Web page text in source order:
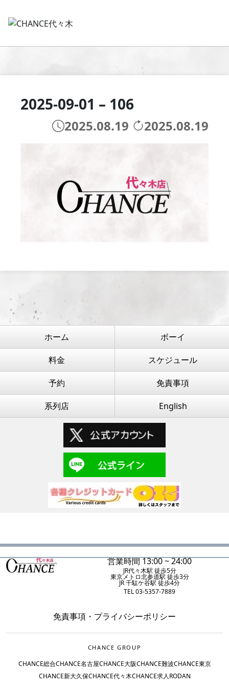
2025-09-01 – 106
2025.08.19 2025.08.19
ホーム ボーイ
料金 スケジュール
予約 免責事項
系列店 English
営業時間 13:00 ~ 24:00
JR代々木駅 徒歩5分
東京メトロ北参道駅 徒歩3分
JR 千駄ケ谷駅 徒歩4分
TEL 03-5357-7889
免責事項 ・ プライバシーポリシー
CHANCE GROUP
CHANCE総合CHANCE名古屋CHANCE大阪CHANCE難波CHANCE東京
CHANCE新大久保CHANCE代々木CHANCE求人RODAN